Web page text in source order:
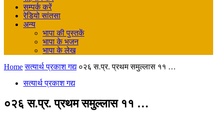
सम्पर्क करें
रेडियो सांतसा
अन्य
भापा की पुस्तकें
भापा के भजन
भापा के लेख
Home सत्यार्थ प्रकाश गद्य ०२६ स.प्र. प्रथम समुल्लास ११ …
सत्यार्थ प्रकाश गद्य
०२६ स.प्र. प्रथम समुल्लास ११ …